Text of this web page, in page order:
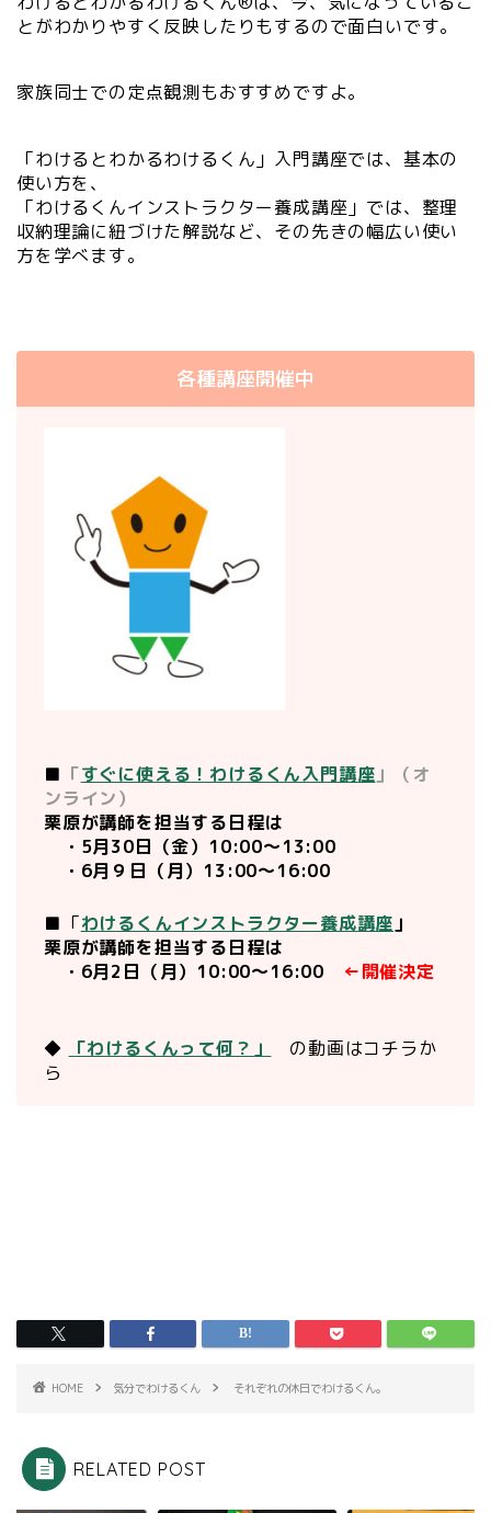
とがわかりやすく反映したりもするので面白いです。
家族同士での定点観測もおすすめですよ。
「わけるとわかるわけるくん」入門講座では、基本の
使い方を、
「わけるくんインストラクター養成講座」では、整理
収納理論に紐づけた解説など、その先きの幅広い使い
方を学べます。
各種講座開催中
■ 「すぐに使える！わけるくん入門講座 」（オ
ンライン）
栗原が講師を担当する日程は
・5月30日（金）10:00〜13:00
・6月９日（月）13:00〜16:00
■「わけるくんインストラクター養成講座 」
栗原が講師を担当する日程は
・6月2日（月）10:00〜16:00 ←開催決定
◆ 「わけるくんって何？」
の動画はコチラか
ら
HOME 気分でわけるくん それぞれの休日でわけるくん。
RELATED POST